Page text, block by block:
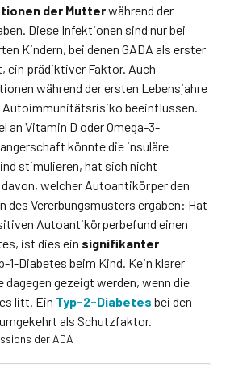
der Mutterwährend der
Diese Infektionen sind nur bei
Kindern, bei denen GADA als erster
prädiktiver Faktor. Auch
während der ersten Lebensjahre
Autoimmunitätsrisiko beeinflussen.
an Vit­amin D oder Omega-3-
könnte die insuläre
stimulieren, hat sich nicht
welcher Autoantikörper den
des Vererbungsmusters ergaben: Hat
Autoantikörperbefund einen
ist dies ein signifikanter
1-Diabetes beim Kind. Kein klarer
gezeigt werden, wenn die
litt. Ein Typ-2-Diabetes bei den
als Schutzfaktor.
der ADA